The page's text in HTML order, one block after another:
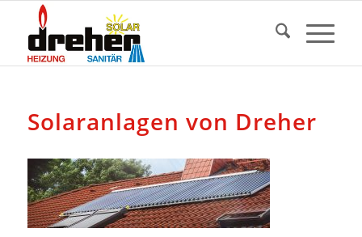
Solaranlagen von Dreher